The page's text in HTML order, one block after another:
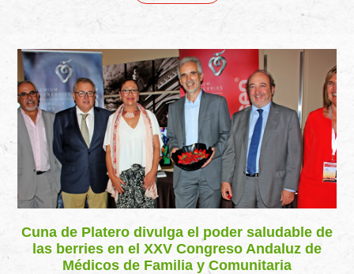
Cuna de Platero divulga el poder saludable de
las berries en el XXV Congreso Andaluz de
Médicos de Familia y Comunitaria